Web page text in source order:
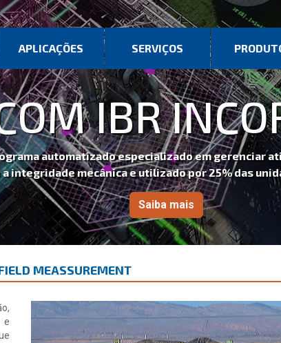
IBR
automatizado especializado em gerenciar
mecânica e utilizado por 25% das
Saiba mais
APLICAÇÕES SERVIÇOS
MEASSUREMENT